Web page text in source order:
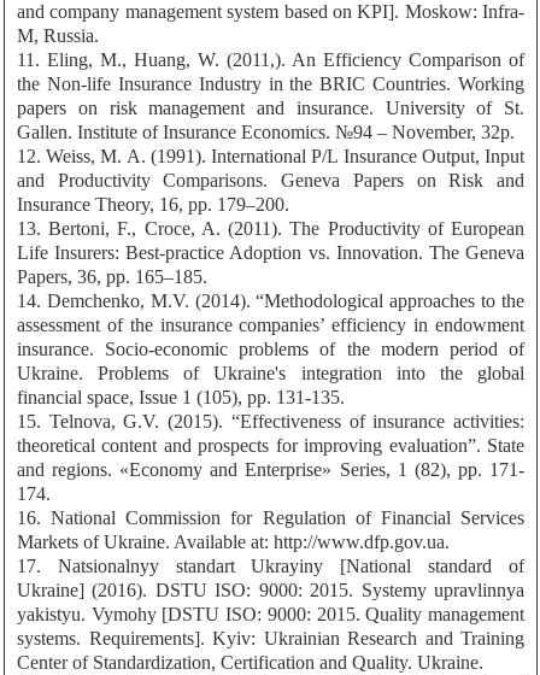
and company management system based on KPI]. Moskow: Infra-
M, Russia.
11. Eling, M., Huang, W. (2011,). An Efficiency Comparison of
the Non-life Insurance Industry in the BRIC Countries. Working
papers on risk management and insurance. University of St.
Gallen. Institute of Insurance Economics. №94 – November, 32p.
12. Weiss, M. A. (1991). International P/L Insurance Output, Input
and Productivity Comparisons. Geneva Papers on Risk and
Insurance Theory, 16, pp. 179–200.
13. Bertoni, F., Croce, A. (2011). The Productivity of European
Life Insurers: Best-practice Adoption vs. Innovation. The Geneva
Papers, 36, pp. 165–185.
14. Demchenko, M.V. (2014). “Methodological approaches to the
assessment of the insurance companies’ efficiency in endowment
insurance. Socio-economic problems of the modern period of
Ukraine. Problems of Ukraine's integration into the global
financial space, Issue 1 (105), pp. 131-135.
15. Telnova, G.V. (2015). “Effectiveness of insurance activities:
theoretical content and prospects for improving evaluation”. State
and regions. «Economy and Enterprise» Series, 1 (82), pp. 171-
174.
16. National Commission for Regulation of Financial Services
Markets of Ukraine. Available at: http://www.dfp.gov.ua.
17. Natsionalnyy standart Ukrayiny [National standard of
Ukraine] (2016). DSTU ISO: 9000: 2015. Systemy upravlinnya
yakistyu. Vymohy [DSTU ISO: 9000: 2015. Quality management
systems. Requirements]. Kyiv: Ukrainian Research and Training
Center of Standardization, Certification and Quality. Ukraine.